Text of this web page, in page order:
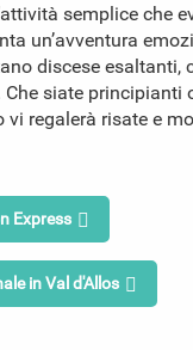
semplice che
un’avventura
discese esaltanti,
siate principianti
vi regalerà risate e
Express
in Val d'Allos